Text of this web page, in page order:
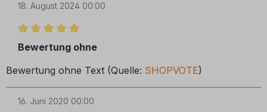
18. August 2024 00:00
Bewertung mit 5 von 5 Sternen
Bewertung ohne
Bewertung ohne Text (Quelle: SHOPVOTE)
16. Juni 2020 00:00